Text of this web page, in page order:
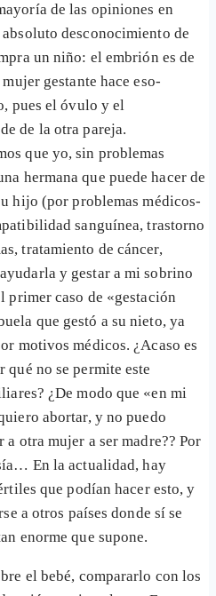
de las opiniones en
desconocimiento de
un niño: el embrión es de
gestante hace eso-
pues el óvulo y el
de la otra pareja.
que yo, sin problemas
hermana que puede hacer de
hijo (por problemas médicos-
sanguínea, trastorno
tratamiento de cáncer,
y gestar a mi sobrino
primer caso de «gestación
que gestó a su nieto, ya
motivos médicos. ¿Acaso es
qué no se permite este
¿De modo que «en mi
abortar, y no puedo
otra mujer a ser madre?? Por
En la actualidad, hay
que podían hacer esto, y
a otros países donde sí se
enorme que supone.
el bebé, compararlo con los